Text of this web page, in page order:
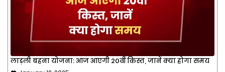
लाड़ली बहना योजना: आज आएगी 20वीं किस्त, जानें क्या होगा समय